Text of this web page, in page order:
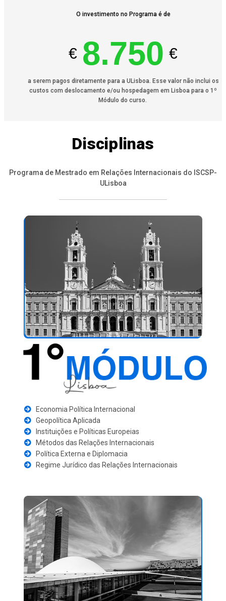
O investimento no Programa é de
€ 8.750 €
a serem pagos diretamente para a ULisboa. Esse valor não inclui os
custos com deslocamento e/ou hospedagem em Lisboa para o 1º
Módulo do curso.
Disciplinas
Programa de Mestrado em Relações Internacionais do ISCSP-
ULisboa
Economia Política Internacional
Geopolítica Aplicada
Instituições e Políticas Europeias
Métodos das Relações Internacionais
Política Externa e Diplomacia
Regime Jurídico das Relações Internacionais